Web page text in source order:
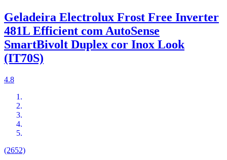
Geladeira Electrolux Frost Free Inverter
481L Efficient com AutoSense
SmartBivolt Duplex cor Inox Look
(IT70S)
4.8
(2652)